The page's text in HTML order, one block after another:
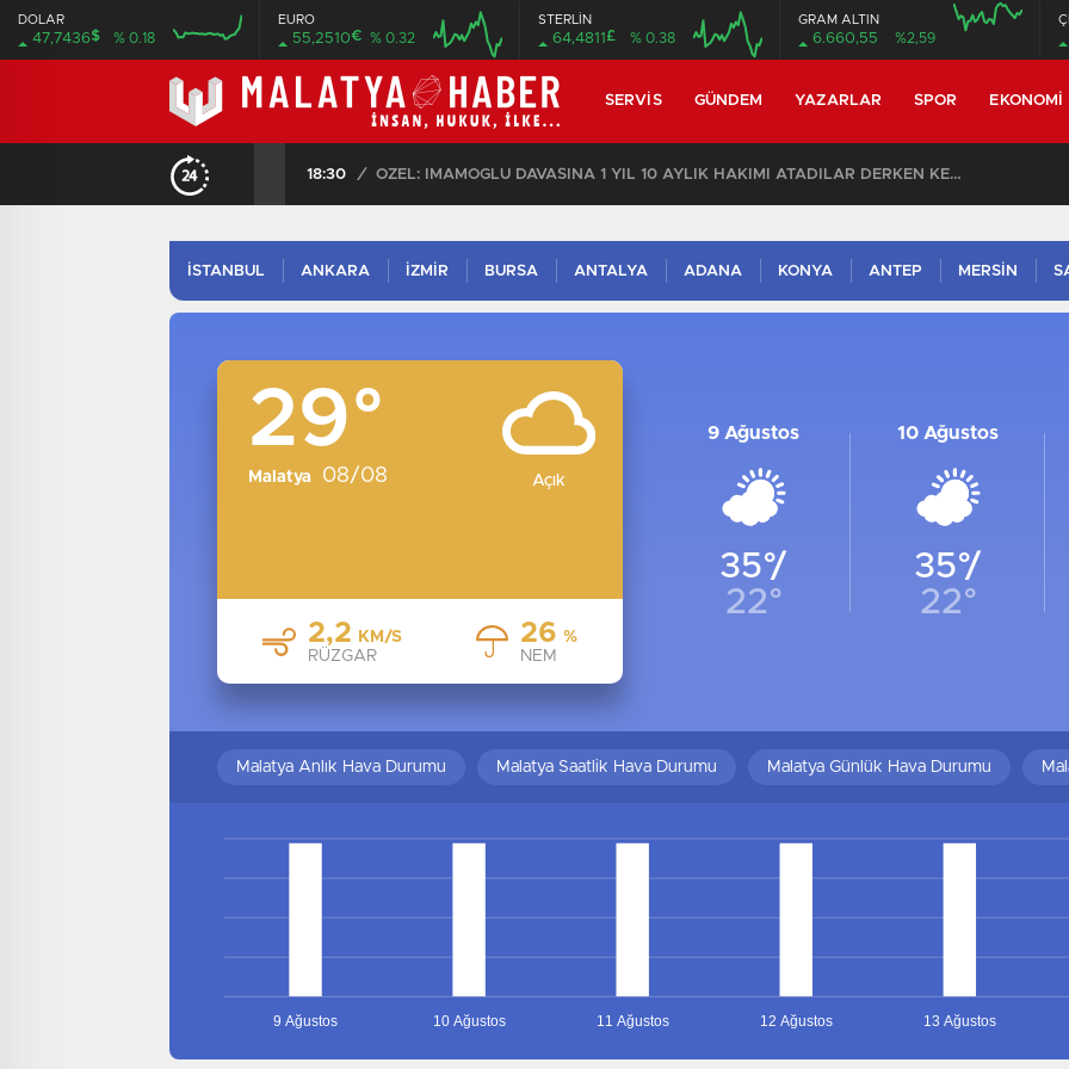
DOLAR
47,7436$ % 0.18
16:00 20:00
EURO
55,2510€ % 0.32
16:00 20:00
STERLİN
64,4811 £ % 0.38
GRAM ALTIN
6.660,55 %2,59
SERVIS GÜNDEM YAZARLAR SPOR EKONOMI
18:30 / ÖZEL: İMAMOĞLU DAVASINA 1 YIL 10 AYLIK HAKİMİ ATADILAR DERKEN KENDİSİNİ KANTARA KOYDUĞUNUN ELBETTE FARKINDA!
İSTANBUL ANKARA İZMİR BURSA ANTALYA ADANA KONYA ANTEP MERSİN
29°
Malatya 08/08 Açık
2,2KM/S
RÜZGAR
26%
NEM
9 Ağustos
35°/
22°
10 Ağustos
35°/
22°
Malatya Anlık Hava Durumu Malatya Saatlik Hava Durumu Malatya Günlük Hava Durumu
9 Ağustos 10 Ağustos 11 Ağustos 12 Ağustos 13 Ağustos